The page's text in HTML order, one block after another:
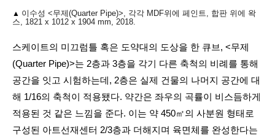
▲ 이수성 <무제(Quarter Pipe)>, 각각 MDF위에 페인트, 합판 위에 왁
스, 1821 x 1012 x 1904 mm, 2018.
스케이트의 미끄럼틀 혹은 도약대의 도상을 한 큐브, <무제
(Quarter Pipe)>는 2층과 3층을 각기 다른 축척의 비례를 통해
공간을 잇고 시험하는데, 2층은 실제 건물의 나머지 공간에 대
해 1/16의 축척이 적용됐다. 약간은 좌우의 곡률이 비스듬하게
적용된 것 같은 느낌을 준다. 이는 약 450㎡의 사분원 형태로
구성된 아트선재센터 2/3층과 더해지며 육면체를 완성한다는